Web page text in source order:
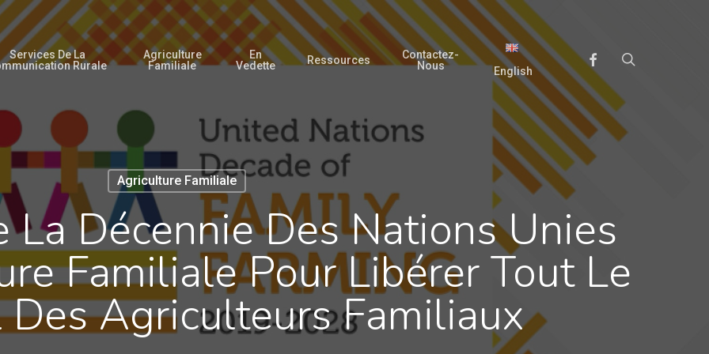
Services De La
Rurale
Agriculture
Familiale
En
Vedette
Ressources
Contactez-
Nous
English
Facebook
Agriculture Familiale
La Décennie Des Nations Unies
Familiale Pour Libérer Tout Le
Agriculteurs Familiaux